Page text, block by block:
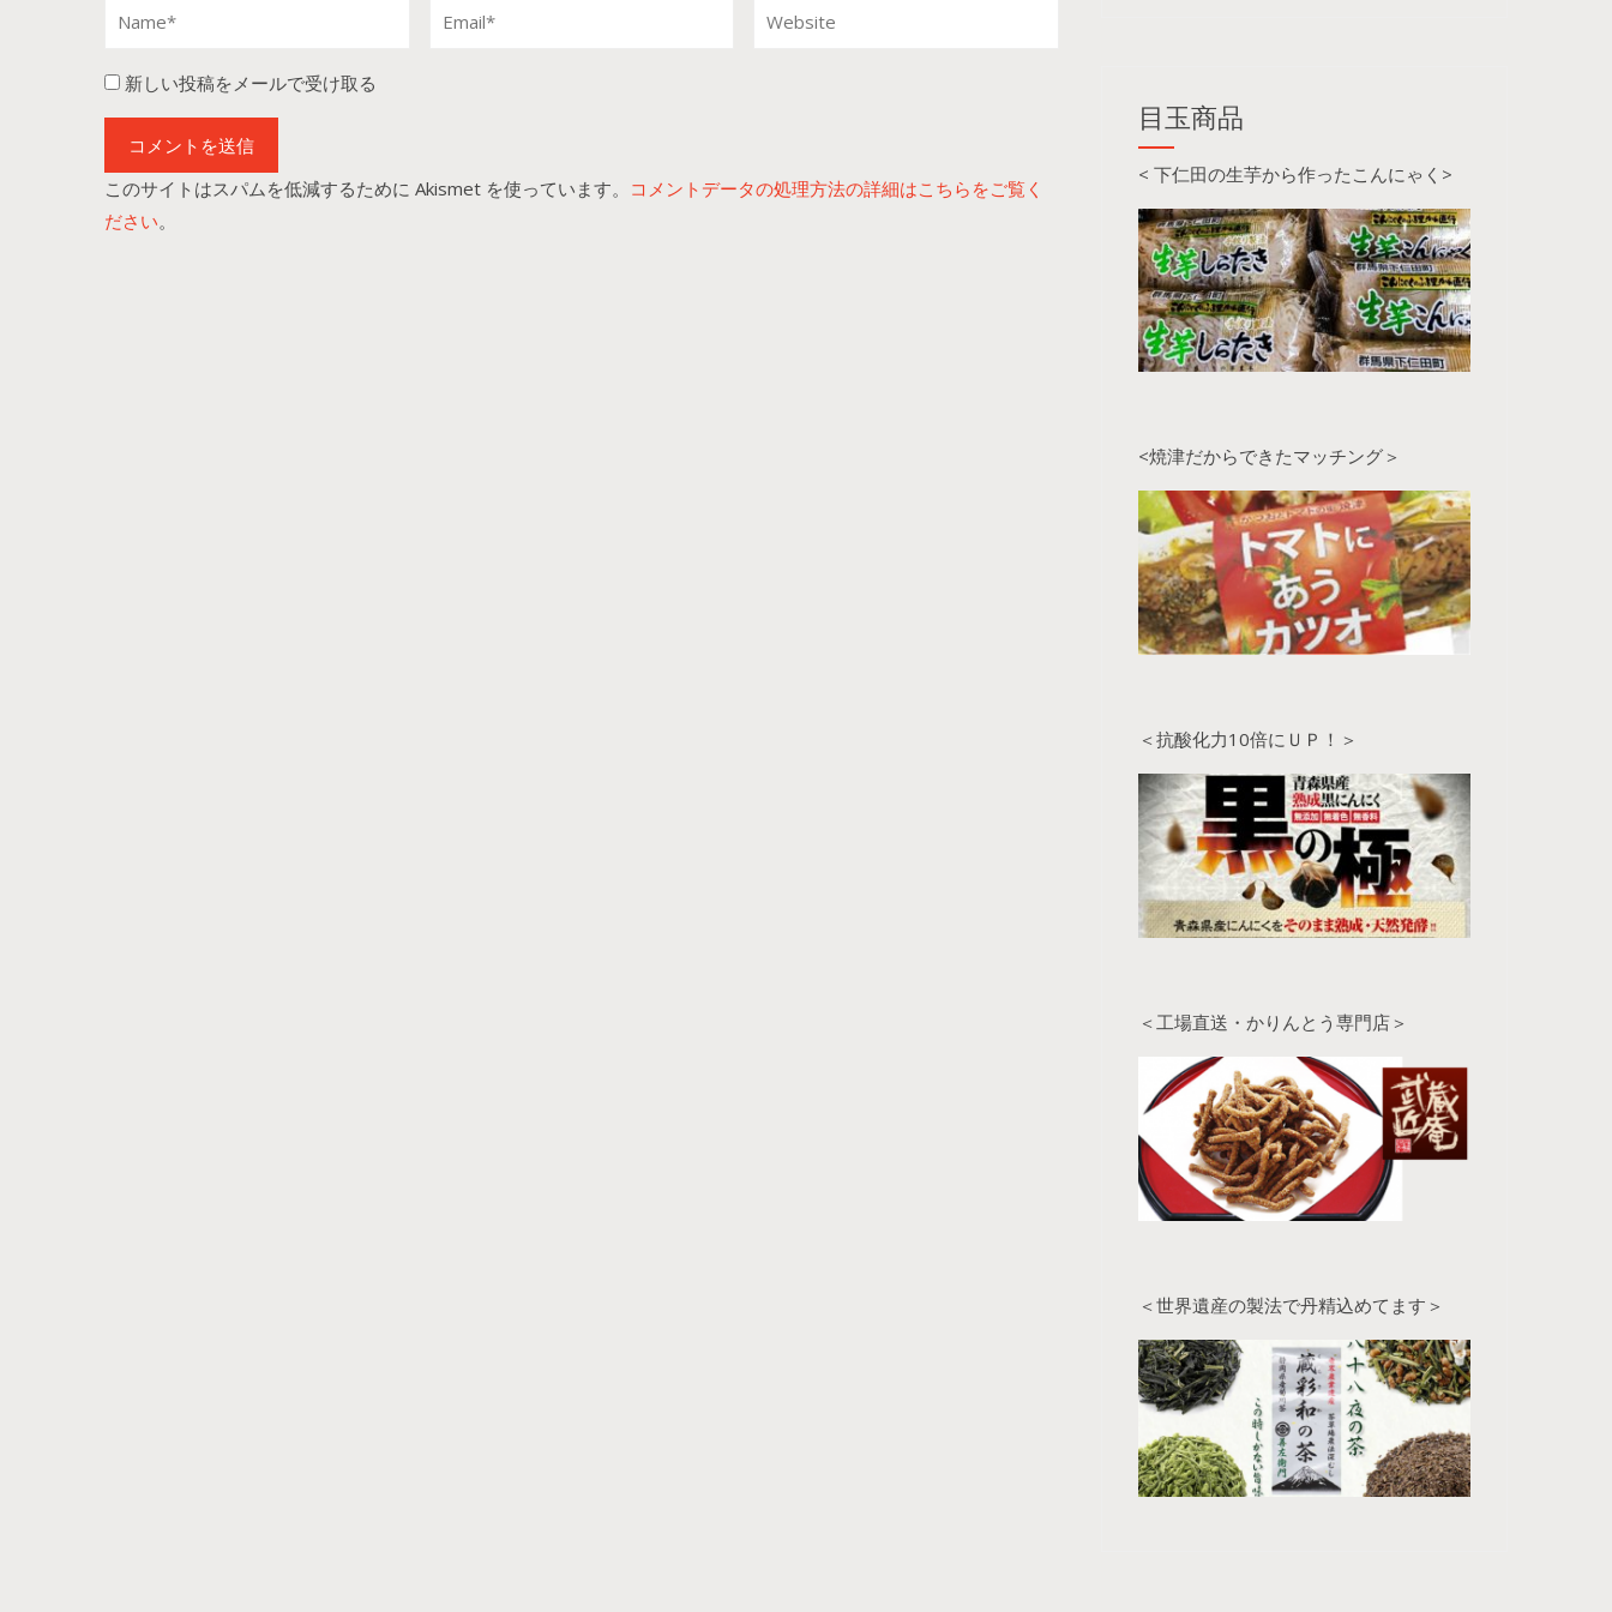
新しい投稿をメールで受け取る
このサイトはスパムを低減するために Akismet を使っています。 コメントデータの処理方法の詳細はこちらをご覧く
ださい。
目玉商品
< 下仁田の生芋から作ったこんにゃく>
<焼津だからできたマッチング＞
＜抗酸化力10倍にＵＰ！＞
＜工場直送・かりんとう専門店＞
＜世界遺産の製法で丹精込めてます＞